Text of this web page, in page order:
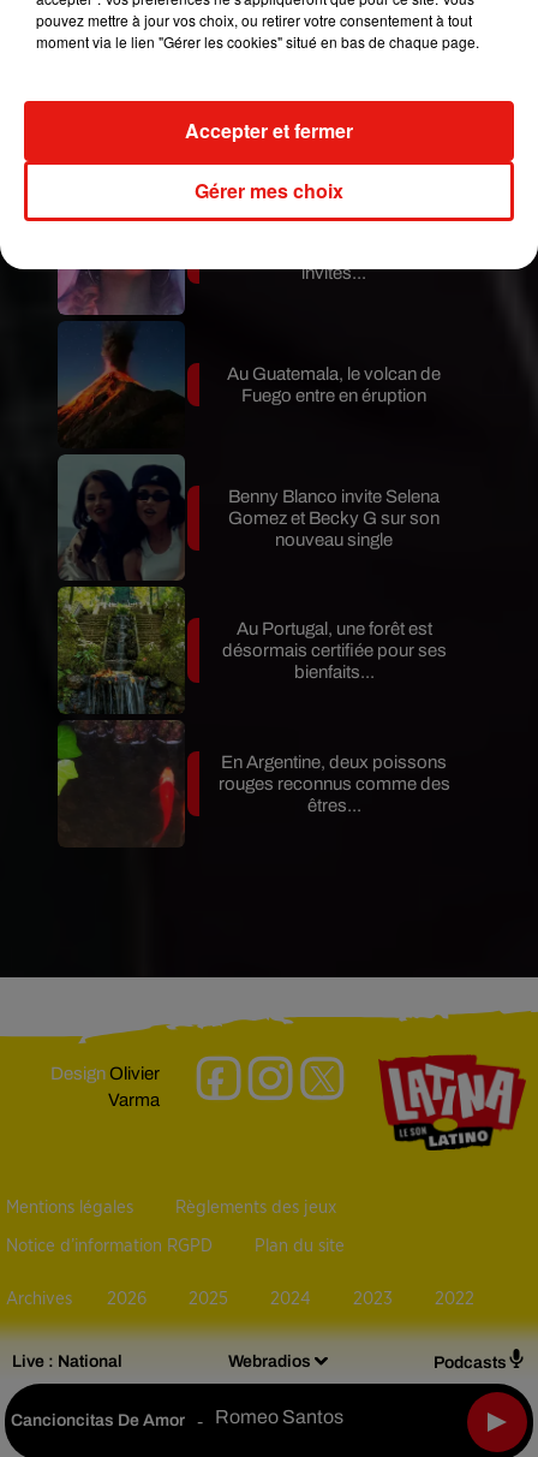
Live : National Webradios Podcasts
Cancioncitas De Amor - Romeo Santos
Mundo Latino
en Argentine, et en pleine...
invités...
Au Guatemala, le volcan de
Fuego entre en éruption
Benny Blanco invite Selena
Gomez et Becky G sur son
nouveau single
Au Portugal, une forêt est
désormais certifiée pour ses
bienfaits...
En Argentine, deux poissons
rouges reconnus comme des
êtres...
DesignOlivier
Varma
Mentions légales Règlements des jeux
Notice d’information RGPD Plan du site
Archives 2026 2025 2024 2023 2022
pouvez mettre à jour vos choix, ou retirer votre consentement à tout
moment via le lien "Gérer les cookies" situé en bas de chaque page.
Gérer mes choix
Accepter et fermer